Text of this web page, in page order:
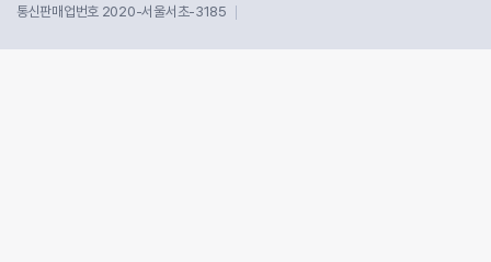
통신판매업번호 2020-서울서초-3185